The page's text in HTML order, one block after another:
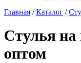
Главная /Каталог /
Стулья на
оптом